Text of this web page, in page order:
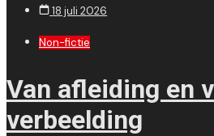
18 juli 2026
Non-fictie
Van afleiding en
verbeelding